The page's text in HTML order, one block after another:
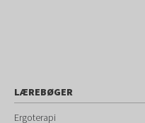
LÆREBØGER
Ergoterapi